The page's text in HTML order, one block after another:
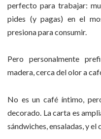
perfecto para trabajar:
pides (y pagas) en el
presiona para consumir.
Pero personalmente
madera, cerca del olor a
No es un café íntimo,
decorado. La carta es
sándwiches, ensaladas, y el